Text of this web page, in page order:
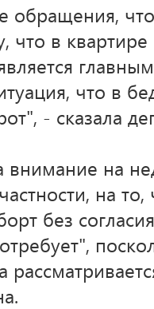
обращения,
что в
что в
- сказала
внимание на
на
без